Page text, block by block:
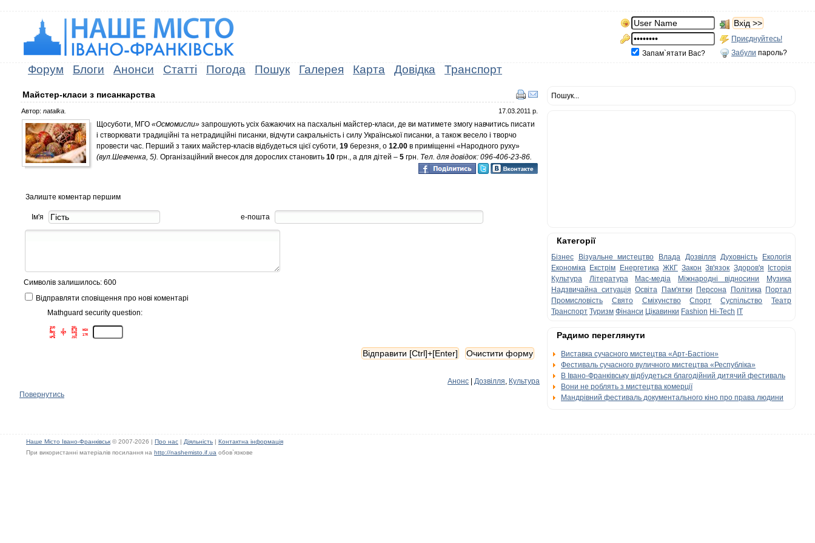
Приєднуйтесь!
Запам`ятати Вас?
Забули пароль?
Форум Блоги Анонси Статті Погода Пошук Галерея Карта Довідка Транспорт
Майстер-класи з писанкарства
Автор: natalka. 17.03.2011 р.
Щосуботи, МГО «Осмомисли» запрошують усіх бажаючих на пасхальні майстер-класи, де ви матимете змогу навчитись писати
і створювати традиційні та нетрадиційні писанки, відчути сакральність і силу Української писанки, а також весело і творчо
провести час. Перший з таких майстер-класів відбудеться цієї суботи, 19 березня, о 12.00 в приміщенні «Народного руху»
(вул.Шевченка, 5). Організаційний внесок для дорослих становить 10 грн., а для дітей – 5 грн. Тел. для довідок: 096-406-23-86.
Залиште коментар першим
Ім'я е-пошта
Символів залишилось: 600
Відправляти сповіщення про нові коментарі
Mathguard security question:
3UO         SEL
6      F    M N   W6H
MMX   XB9   5AG
  K    Y      H   17R
Анонс Дозвілля, Культура
Повернутись
Пошук...
Категорії
Бізнес Візуальне мистецтво Влада Дозвілля Духовність
Екологія
Економіка Екстрім Енергетика ЖКГ Закон Зв'язок Здоров'я
Історія
Культура
Література Мас-медіа Міжнародні відносини
Музика
Надзвичайна ситуація Освіта Пам'ятки Персона Політика
Портал
Промисловість
Свято Сміхунство Спорт Суспільство
Театр
Транспорт Туризм Фінанси Цікавинки Fashion Hi-Tech IT
Радимо переглянути
Виставка сучасного мистецтва «Арт-Бастіон»
Фестиваль сучасного вуличного мистецтва «Республіка»
В Івано-Франківську відбудеться благодійний дитячий фестиваль
Вони не роблять з мистецтва комерції
Мандрівний фестиваль документального кіно про права людини
Наше Місто Івано-Франківськ © 2007-2026 | Про нас | Діяльність | Контактна інформація
При використанні матеріалів посилання на http://nashemisto.if.ua обов`язкове